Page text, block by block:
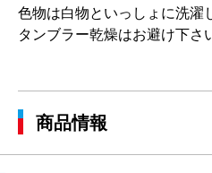
色物は白物といっしょに洗濯
タンブラー乾燥はお避け下さ
商品情報